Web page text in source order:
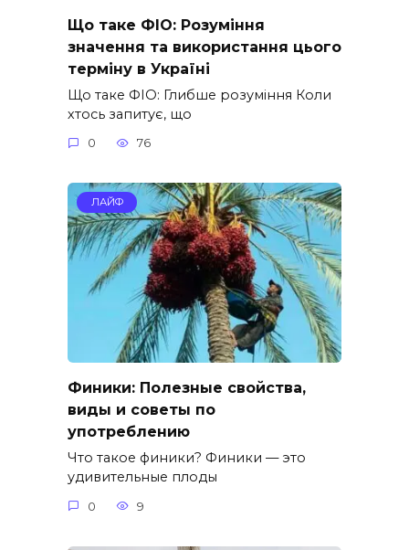
Що таке ФІО: Розуміння
значення та використання цього
терміну в Україні
Що таке ФІО: Глибше розуміння Коли
хтось запитує, що
0 76
ЛАЙФ
Финики: Полезные свойства,
виды и советы по
употреблению
Что такое финики? Финики — это
удивительные плоды
0 9